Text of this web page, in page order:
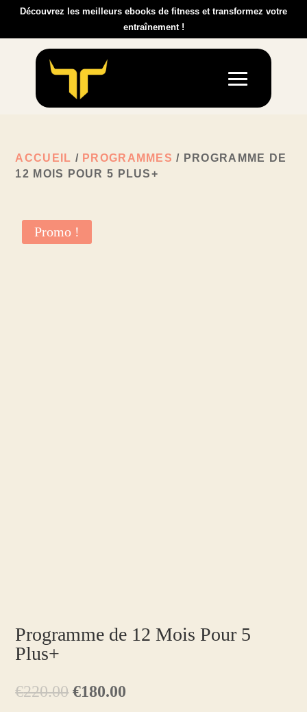
Découvrez les meilleurs ebooks de fitness et transformez votre
entraînement !
ACCUEIL / PROGRAMMES / PROGRAMME DE
12 MOIS POUR 5 PLUS+
Promo !
Programme de 12 Mois Pour 5
Plus+
€220.00 Le
€180.00